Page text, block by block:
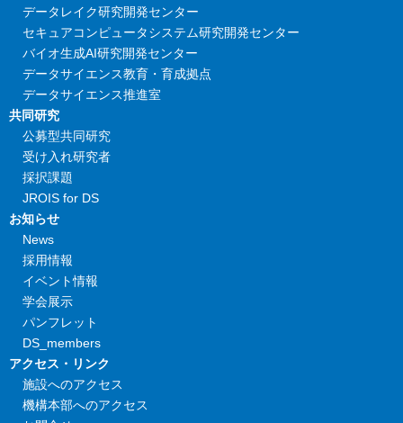
データレイク研究開発センター
セキュアコンピュータシステム研究開発センター
バイオ生成AI研究開発センター
データサイエンス教育・育成拠点
データサイエンス推進室
共同研究
公募型共同研究
受け入れ研究者
採択課題
JROIS for DS
お知らせ
News
採用情報
イベント情報
学会展示
パンフレット
DS_members
アクセス・リンク
施設へのアクセス
機構本部へのアクセス